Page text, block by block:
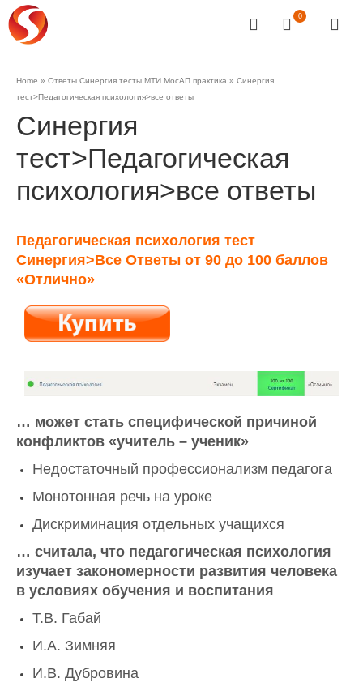
0
Home » Ответы Синергия тесты МТИ МосАП практика » Синергия
тест>Педагогическая психология>все ответы
Синергия
тест>Педагогическая
психология>все ответы
Педагогическая психология тест
Синергия>Все Ответы от 90 до 100 баллов
«Отлично»
… может стать специфической причиной
конфликтов «учитель – ученик»
Недостаточный профессионализм педагога
Монотонная речь на уроке
Дискриминация отдельных учащихся
… считала, что педагогическая психология
изучает закономерности развития человека
в условиях обучения и воспитания
Т.В. Габай
И.А. Зимняя
И.В. Дубровина